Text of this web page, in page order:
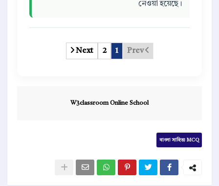
নেওয়া হয়েছে।
Prev
1
2
Next
W3classroom Online School
বাংলা সাহিত্য MCQ